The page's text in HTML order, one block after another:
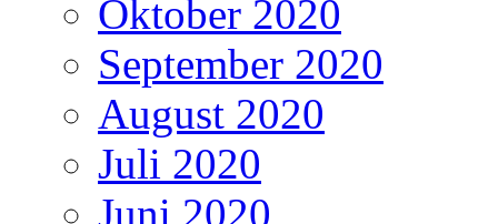
Oktober 2020
September 2020
August 2020
Juli 2020
Juni 2020